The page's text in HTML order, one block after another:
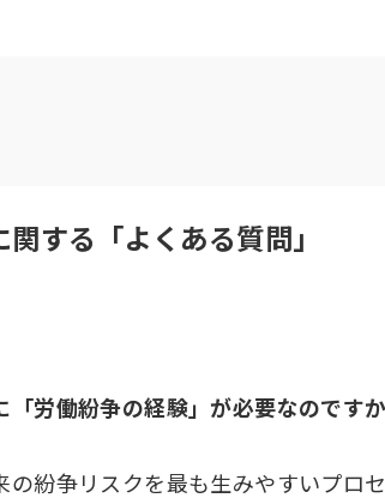
する「よくある質問」
労働紛争の経験」が必要なのです
の紛争リスクを最も生みやすいプロ